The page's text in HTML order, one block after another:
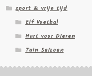
sport & vrije tijd
Elf Voetbal
Hart voor Dieren
Tuin Seizoen